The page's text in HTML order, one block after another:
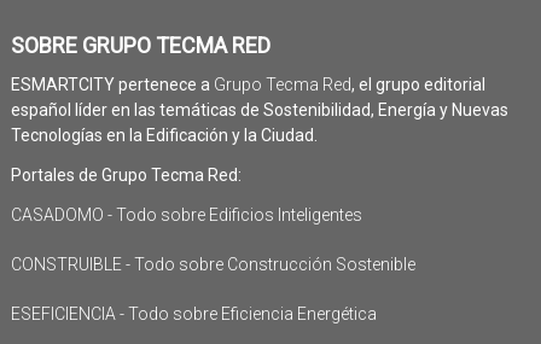
SOBRE GRUPO TECMA RED
ESMARTCITY pertenece a Grupo Tecma Red, el grupo editorial
español líder en las temáticas de Sostenibilidad, Energía y Nuevas
Tecnologías en la Edificación y la Ciudad.
Portales de Grupo Tecma Red:
CASADOMO - Todo sobre Edificios Inteligentes
CONSTRUIBLE - Todo sobre Construcción Sostenible
ESEFICIENCIA - Todo sobre Eficiencia Energética